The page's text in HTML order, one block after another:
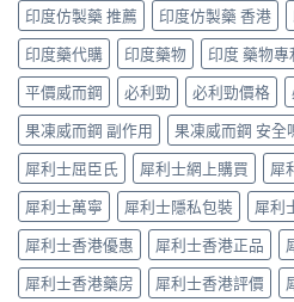
購
買
指
南〉
中
與
原
廠
比
較
及
正
貨
分
辨
指
南〉
中
抵？
Super
Tadarise
雙
效
片
效
果
與
選
購
指
南〉
中
港
男
士
必
睇
的
印
度
仿
製
藥
選
購
指
南〉
印度仿製藥 推薦
印度仿製藥 香港
印度藥代購
印度藥物 印度 藥物專
平價威而鋼
必利勁 必利勁價格
果凍威而鋼 副作用
果凍威而鋼 安全
犀利士屈臣氏
犀利士網上購買 犀
犀利士萬寧
犀利士隱私包裝 犀利
犀利士香港優惠
犀利士香港正品
犀利士香港藥房
犀利士香港評價